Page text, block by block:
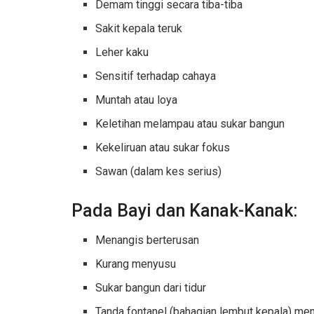
Demam tinggi secara tiba-tiba
Sakit kepala teruk
Leher kaku
Sensitif terhadap cahaya
Muntah atau loya
Keletihan melampau atau sukar bangun
Kekeliruan atau sukar fokus
Sawan (dalam kes serius)
Pada Bayi dan Kanak-Kanak:
Menangis berterusan
Kurang menyusu
Sukar bangun dari tidur